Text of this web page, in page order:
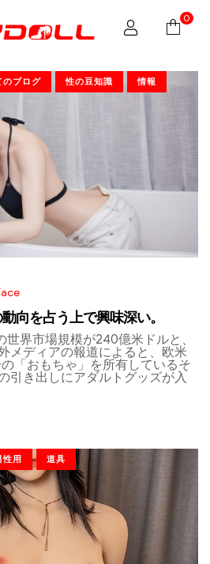
0
のブログ 性の豆知識 情報
向を占う上で興味深い。
界市場規模が240億米ドルと、
メディアの報道によると、欧米
「おもちゃ」を所有しているそ
引き出しにアダルトグッズが入
性用 道具